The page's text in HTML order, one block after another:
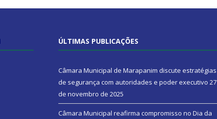
ÚLTIMAS PUBLICAÇÕES
Câmara Municipal de Marapanim discute estratégias
de segurança com autoridades e poder executivo 27
de novembro de 2025
Câmara Municipal reafirma compromisso no Dia da